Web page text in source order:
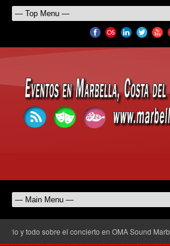
y todo sobre el concierto en OMA Sound Marbella